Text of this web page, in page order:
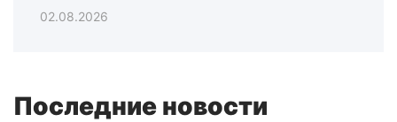
02.08.2026
Последние новости